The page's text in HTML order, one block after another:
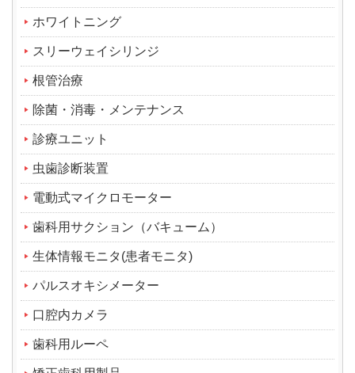
ホワイトニング
スリーウェイシリンジ
根管治療
除菌・消毒・メンテナンス
診療ユニット
虫歯診断装置
電動式マイクロモーター
歯科用サクション（バキューム）
生体情報モニタ(患者モニタ)
パルスオキシメーター
口腔内カメラ
歯科用ルーペ